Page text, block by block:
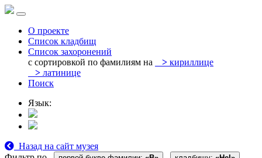
О проекте
Список кладбищ
Список захоронений
с сортировкой по фамилиям на
> кириллице
> латинице
Поиск
Язык:
Назад на сайт музея